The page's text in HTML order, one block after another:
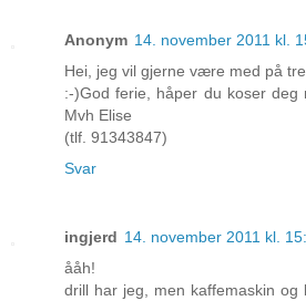
Anonym 14. november 2011 kl.
Hei, jeg vil gjerne være med på
:-)God ferie, håper du koser deg
Mvh Elise
(tlf. 91343847)
Svar
ingjerd 14. november 2011 kl.
ååh!
drill har jeg, men kaffemaskin og